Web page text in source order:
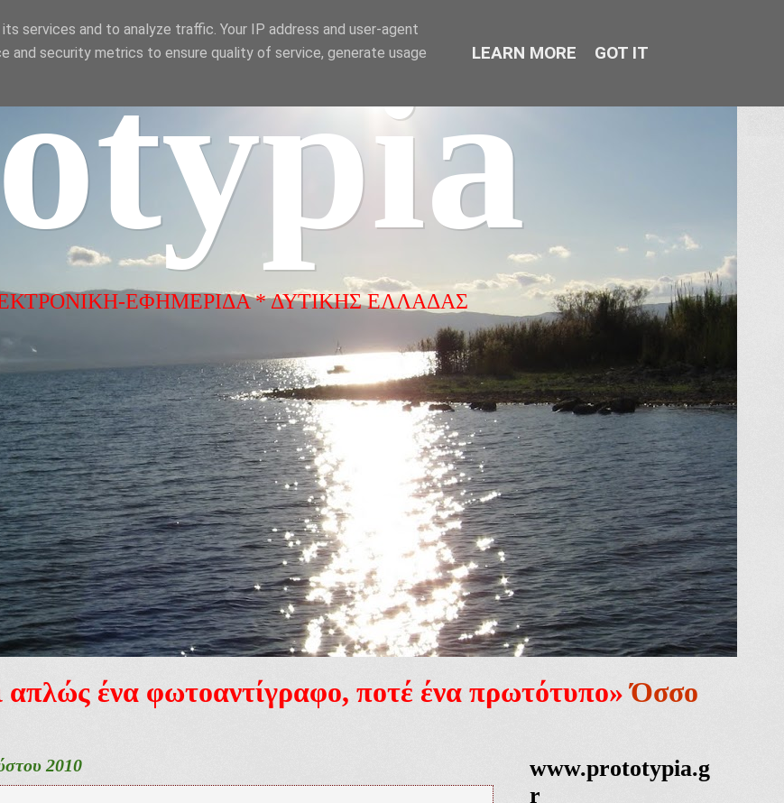
ΕΦΗΜΕΡΙΔΑ * ΔΥΤΙΚΗΣ ΕΛΛΑΔΑΣ
απλώς ένα φωτοαντίγραφο, ποτέ ένα πρωτότυπο» Όσσο
2010
www.prototypia.g
r
services and to analyze traffic. Your IP address and user-agent
and security metrics to ensure quality of service, generate usage
LEARN MORE GOT IT